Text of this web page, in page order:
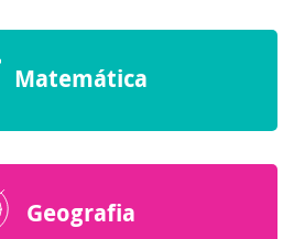
Matemática
Geografia